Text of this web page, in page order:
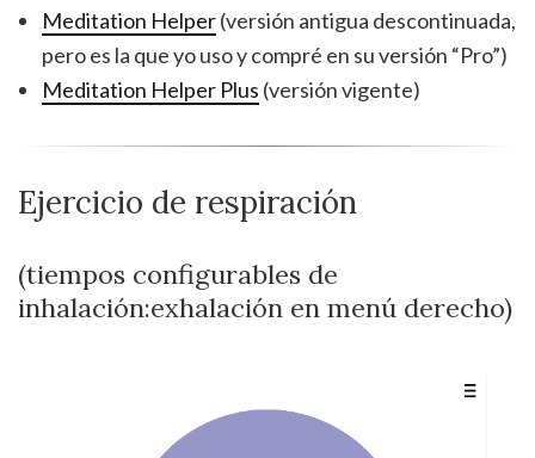
Meditation Helper(versión antigua descontinuada,
pero es la que yo uso y compré en su versión “Pro”)
Meditation Helper Plus (versión vigente)
Ejercicio de respiración
(tiempos configurables de
inhalación:exhalación en menú derecho)